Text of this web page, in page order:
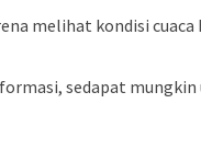
melihat kondisi
sedapat